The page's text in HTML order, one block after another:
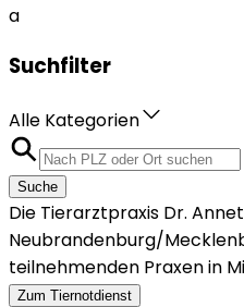
a
Suchfilter
Alle Kategorien
Suche
Die Tierarztpraxis Dr.
Neubrandenburg/
teilnehmenden Praxen in
Zum Tiernotdienst